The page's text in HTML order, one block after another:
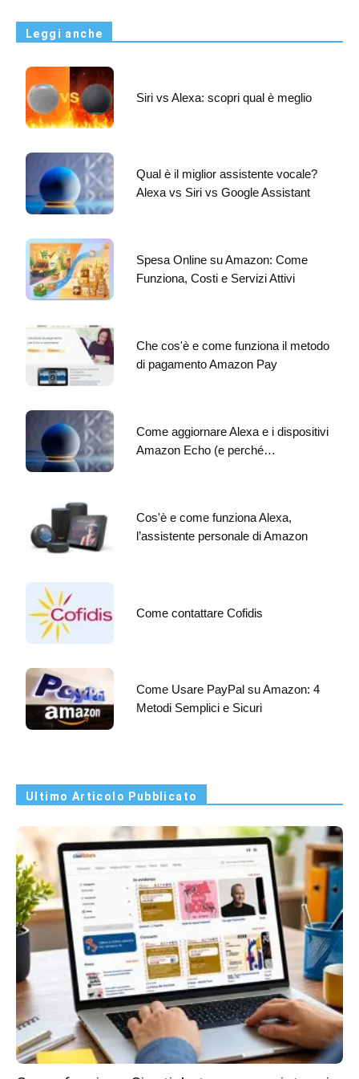
Leggi anche
Siri vs Alexa: scopri qual è meglio
Qual è il miglior assistente vocale?
Alexa vs Siri vs Google Assistant
Spesa Online su Amazon: Come
Funziona, Costi e Servizi Attivi
Che cos'è e come funziona il metodo
di pagamento Amazon Pay
Come aggiornare Alexa e i dispositivi
Amazon Echo (e perché…
Cos'è e come funziona Alexa,
l’assistente personale di Amazon
Come contattare Cofidis
Come Usare PayPal su Amazon: 4
Metodi Semplici e Sicuri
Ultimo Articolo Pubblicato